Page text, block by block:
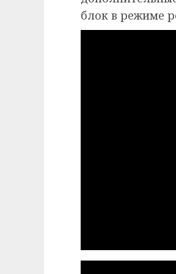
блок в режиме